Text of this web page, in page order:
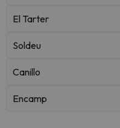
El Tarter
Soldeu
Canillo
Encamp